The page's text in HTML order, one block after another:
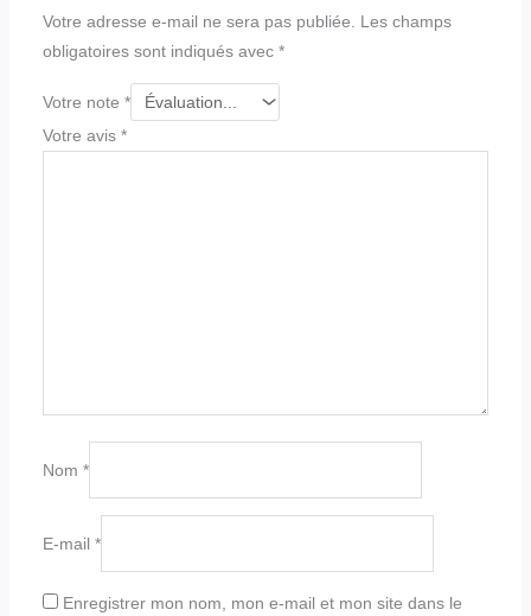
Votre adresse e-mail ne sera pas publiée.
Les champs
obligatoires sont indiqués avec *
Votre note *
Votre avis *
Nom *
E-mail *
Enregistrer mon nom, mon e-mail et mon site dans le